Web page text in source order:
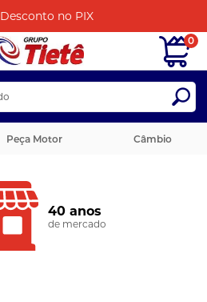
Desconto no PIX
Peça Motor Câmbio
0
40 anos
de mercado